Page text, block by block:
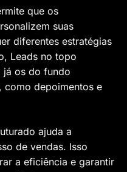
que os
suas
diferentes estratégias
Leads no topo
já os do fundo
como depoimentos e
ajuda a
de vendas. Isso
a eficiência e garantir